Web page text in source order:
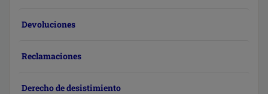
Devoluciones
Reclamaciones
Derecho de desistimiento